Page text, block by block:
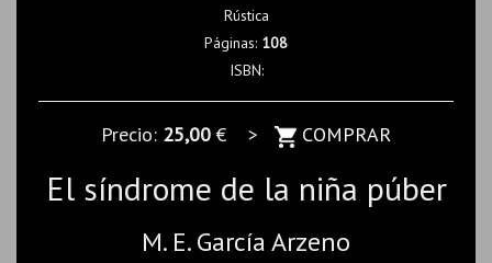
Rústica
Páginas: 108
ISBN:
Precio: 25,00€ > COMPRAR
El síndrome de la niña púber
M. E. García Arzeno